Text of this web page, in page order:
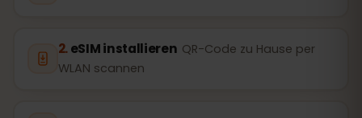
eSIM installieren QR-Code zu Hause per
WLAN scannen